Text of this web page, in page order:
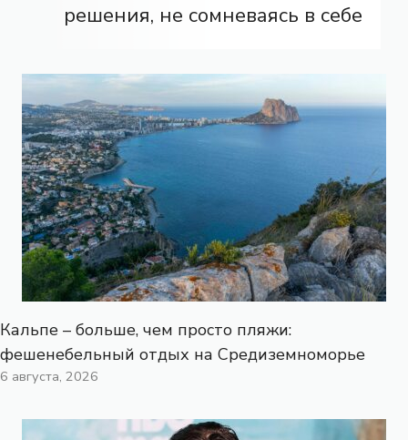
решения, не сомневаясь в себе
Кальпе – больше, чем просто пляжи:
фешенебельный отдых на Средиземноморье
6 августа, 2026